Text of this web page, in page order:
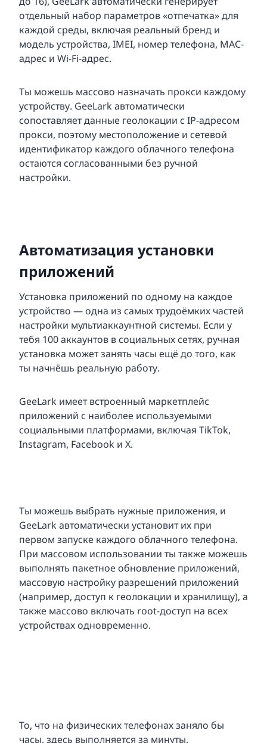
отдельный набор параметров «отпечатка» для
каждой среды, включая реальный бренд и
модель устройства, IMEI, номер телефона, MAC-
адрес и Wi-Fi-адрес.
Ты можешь массово назначать прокси каждому
устройству. GeeLark автоматически
сопоставляет данные геолокации с IP-адресом
прокси, поэтому местоположение и сетевой
идентификатор каждого облачного телефона
остаются согласованными без ручной
настройки.
Автоматизация установки
приложений
Установка приложений по одному на каждое
устройство — одна из самых трудоёмких частей
настройки мультиаккаунтной системы. Если у
тебя 100 аккаунтов в социальных сетях, ручная
установка может занять часы ещё до того, как
ты начнёшь реальную работу.
GeeLark имеет встроенный маркетплейс
приложений с наиболее используемыми
социальными платформами, включая TikTok,
Instagram, Facebook и X.
Ты можешь выбрать нужные приложения, и
GeeLark автоматически установит их при
первом запуске каждого облачного телефона.
При массовом использовании ты также можешь
выполнять пакетное обновление приложений,
массовую настройку разрешений приложений
(например, доступ к геолокации и хранилищу), а
также массово включать root-доступ на всех
устройствах одновременно.
То, что на физических телефонах заняло бы
часы, здесь выполняется за минуты.